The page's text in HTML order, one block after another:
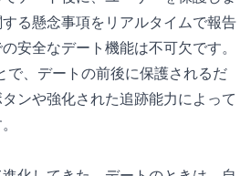
る懸念事項をリアルタイムで報告
安全なデート機能は不可欠です。
、デートの前後に保護されるだ
ンや強化された追跡能力によって